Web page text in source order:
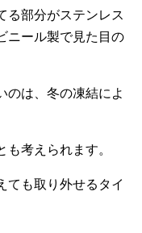
る部分がステンレス
ニール製で見た目の
のは、冬の凍結によ
考えられます。
ても取り外せるタイ